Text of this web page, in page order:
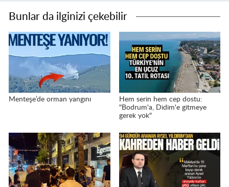
Bunlar da ilginizi çekebilir
Menteşe’de orman yangını
Hem serin hem cep dostu:
"Bodrum'a, Didim'e gitmeye
gerek yok"